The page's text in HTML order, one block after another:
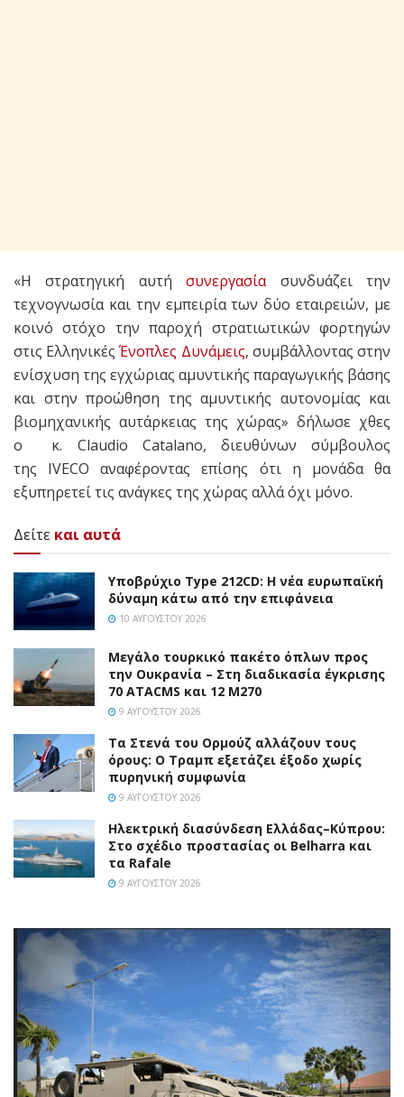
«Η στρατηγική αυτήσυνεργασίασυνδυάζει την
τεχνογνωσία και την εμπειρία των δύο εταιρειών, με
κοινό στόχο την παροχή στρατιωτικών φορτηγών
στις ΕλληνικέςΈνοπλες Δυνάμεις, συμβάλλοντας στην
ενίσχυση της εγχώριας αμυντικής παραγωγικής βάσης
και στην προώθηση της αμυντικής αυτονομίας και
βιομηχανικής αυτάρκειας της χώρας» δήλωσε χθες
ο κ. Claudio Catalano, διευθύνων σύμβουλος
της IVECO αναφέροντας επίσης ότι η μονάδα θα
εξυπηρετεί τις ανάγκες της χώρας αλλά όχι μόνο.
Δείτε και αυτά
Υποβρύχιο Type 212CD: Η νέα ευρωπαϊκή
δύναμη κάτω από την επιφάνεια
10 ΑΥΓΟΎΣΤΟΥ 2026
Μεγάλο τουρκικό πακέτο όπλων προς
την Ουκρανία – Στη διαδικασία έγκρισης
70 ATACMS και 12 M270
9 ΑΥΓΟΎΣΤΟΥ 2026
Τα Στενά του Ορμούζ αλλάζουν τους
όρους: Ο Τραμπ εξετάζει έξοδο χωρίς
πυρηνική συμφωνία
9 ΑΥΓΟΎΣΤΟΥ 2026
Ηλεκτρική διασύνδεση Ελλάδας–Κύπρου:
Στο σχέδιο προστασίας οι Belharra και
τα Rafale
9 ΑΥΓΟΎΣΤΟΥ 2026